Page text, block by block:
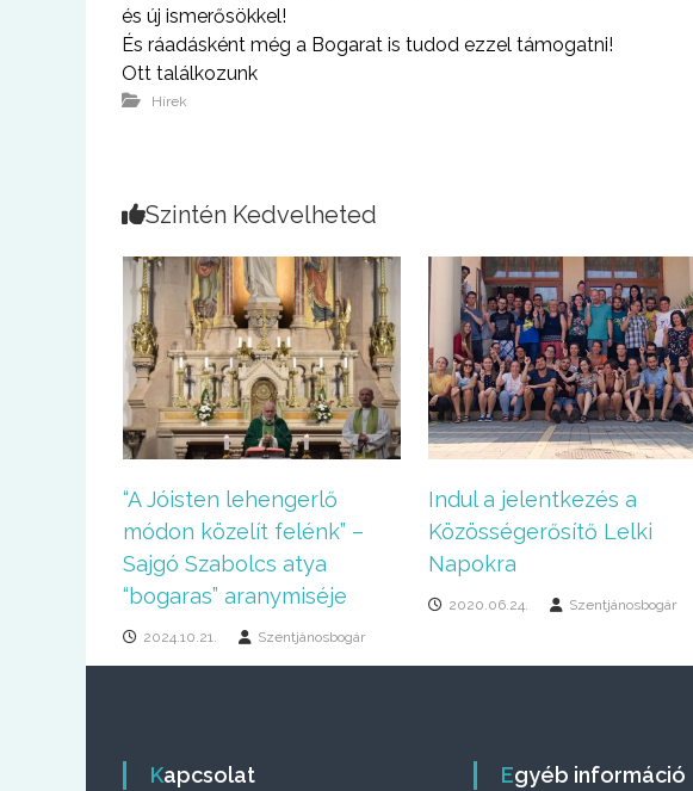
és új ismerősökkel!
És ráadásként még a Bogarat is tudod ezzel támogatni!
Ott találkozunk
Hírek
Szintén Kedvelheted
“A Jóisten lehengerlő
módon közelít felénk” –
Sajgó Szabolcs atya
“bogaras” aranymiséje
2024.10.21. Szentjánosbogár
Indul a jelentkezés a
Közösségerősítő Lelki
Napokra
2020.06.24. Szentjánosbogár
Kapcsolat Egyéb információ